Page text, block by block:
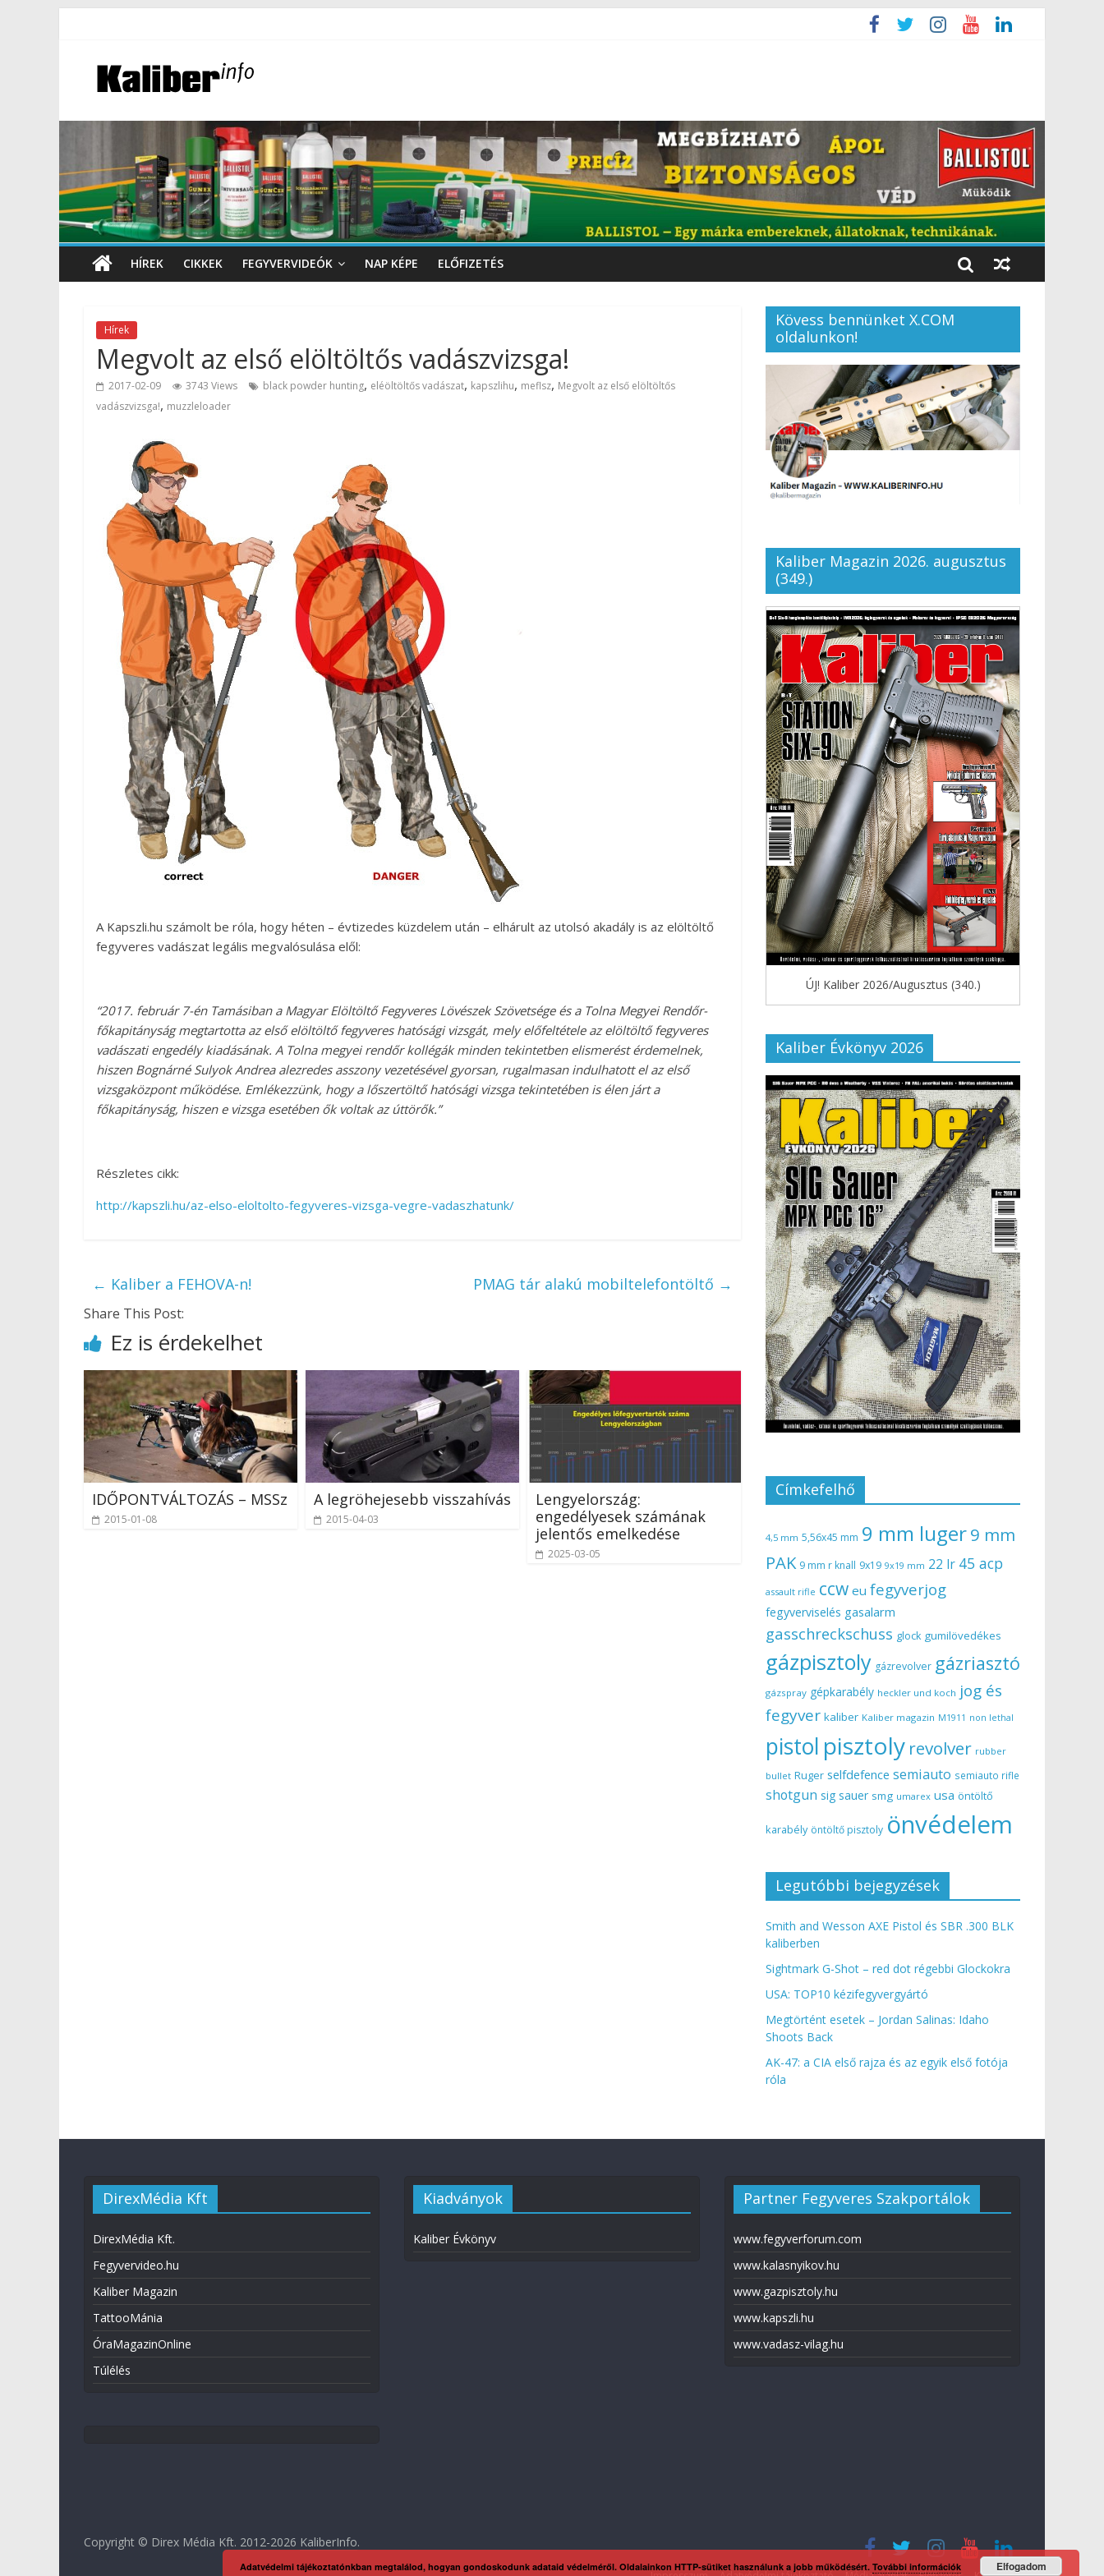
HÍREK CIKKEK FEGYVERVIDEÓK NAP KÉPE ELŐFIZETÉS
Hírek
Megvolt az első elöltöltős vadászvizsga!
2017-02-09 3743 Views black powder hunting, eléöltöltős vadászat, kapszlihu, meflsz, Megvolt az első elöltöltős
vadászvizsga!, muzzleloader
A Kapszli.hu számolt be róla, hogy héten – évtizedes küzdelem után – elhárult az utolsó akadály is az elöltöltő
fegyveres vadászat legális megvalósulása elől:
“2017. február 7-én Tamásiban a Magyar Elöltöltő Fegyveres Lövészek Szövetsége és a Tolna Megyei Rendőr-
főkapitányság megtartotta az első elöltöltő fegyveres hatósági vizsgát, mely előfeltétele az elöltöltő fegyveres
vadászati engedély kiadásának. A Tolna megyei rendőr kollégák minden tekintetben elismerést érdemelnek,
hiszen Bognárné Sulyok Andrea alezredes asszony vezetésével gyorsan, rugalmasan indulhatott el az első
vizsgaközpont működése. Emlékezzünk, hogy a lőszertöltő hatósági vizsga tekintetében is élen járt a
főkapitányság, hiszen e vizsga esetében ők voltak az úttörők.”
Részletes cikk:
http://kapszli.hu/az-elso-eloltolto-fegyveres-vizsga-vegre-vadaszhatunk/
← Kaliber a FEHOVA-n! PMAG tár alakú mobiltelefontöltő →
Share This Post:
Ez is érdekelhet
IDŐPONTVÁLTOZÁS – MSSz
2015-01-08
A legröhejesebb visszahívás
2015-04-03
Lengyelország:
engedélyesek számának
jelentős emelkedése
2025-03-05
Kövess bennünket X.COM
oldalunkon!
Kaliber Magazin 2026. augusztus
(349.)
ÚJ! Kaliber 2026/Augusztus (340.)
Kaliber Évkönyv 2026
Címkefelhő
4,5 mm 5,56x45 mm 9 mm luger9 mm
PAK 9 mm r knall 9x19 9x19 mm 22 lr 45 acp
assault rifle ccw eu fegyverjog
fegyverviselés gasalarm
gasschreckschuss glock gumilövedékes
gázpisztoly gázrevolver gázriasztó
gázspray gépkarabély heckler und koch jog és
fegyver kaliber Kaliber magazin M1911 non lethal
pistol pisztoly revolver rubber
bullet Ruger selfdefence semiauto semiauto rifle
shotgun sig sauer smg umarex usa öntöltő
karabély öntöltő pisztoly önvédelem
Legutóbbi bejegyzések
Smith and Wesson AXE Pistol és SBR .300 BLK
kaliberben
Sightmark G-Shot – red dot régebbi Glockokra
USA: TOP10 kézifegyvergyártó
Megtörtént esetek – Jordan Salinas: Idaho
Shoots Back
AK-47: a CIA első rajza és az egyik első fotója
róla
DirexMédia Kft
DirexMédia Kft.
Fegyvervideo.hu
Kaliber Magazin
TattooMánia
ÓraMagazinOnline
Túlélés
Kiadványok
Kaliber Évkönyv
Partner Fegyveres Szakportálok
www.fegyverforum.com
www.kalasnyikov.hu
www.gazpisztoly.hu
www.kapszli.hu
www.vadasz-vilag.hu
Copyright © Direx Média Kft. 2012-2026 KaliberInfo.
Adatvédelmi tájékoztatónkban megtalálod, hogyan gondoskodunk adataid védelméről. Oldalainkon HTTP-sütiket használunk a jobb működésért. További információk Elfogadom